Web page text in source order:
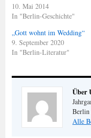
10. Mai 2014
In "Berlin-Geschichte"
„Gott wohnt im Wedding“
9. September 2020
In "Berlin-Literatur"
Über
Berlin
Alle